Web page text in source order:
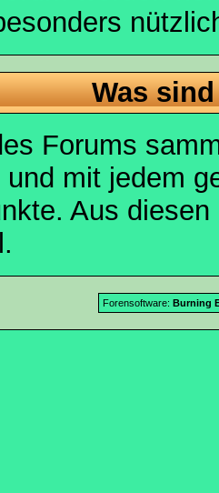
Was
Forums
und mit jedem
Aus
Forensoftware: Burning